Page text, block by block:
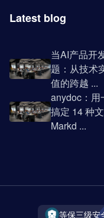
Latest blog
当AI产品开
题：从技术
值的跨越 ...
anydoc：用
搞定 14 种
Markd ...
等保三级安